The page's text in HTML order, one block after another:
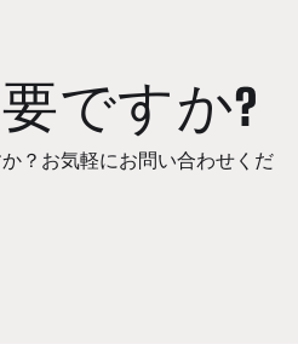
ですか?
？お気軽にお問い合わせくだ